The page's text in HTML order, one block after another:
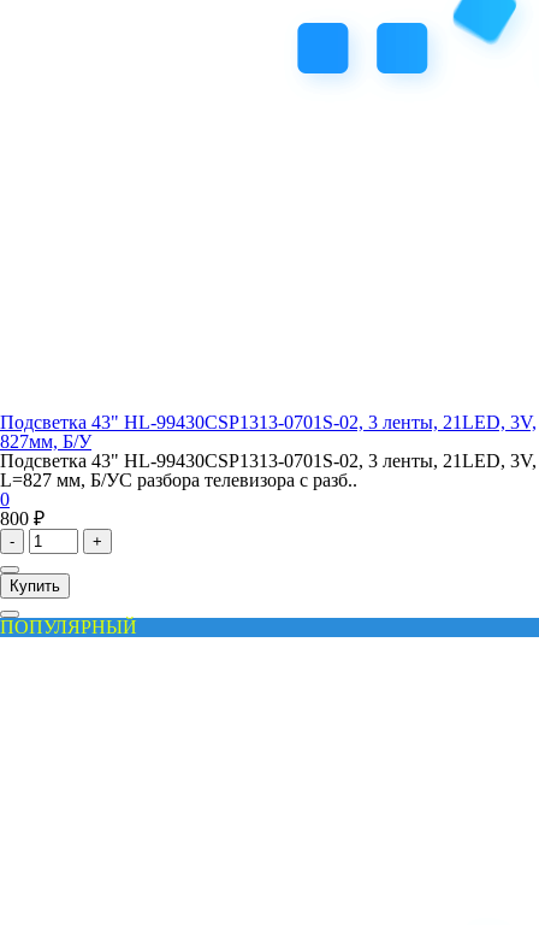
Подсветка 43" HL-99430CSP1313-0701S-02, 3 ленты, 21LED, 3V,
827мм, Б/У
Подсветка 43" HL-99430CSP1313-0701S-02, 3 ленты, 21LED, 3V,
L=827 мм, Б/УС разбора телевизора с разб..
0
800 ₽
- +
Купить
ПОПУЛЯРНЫЙ